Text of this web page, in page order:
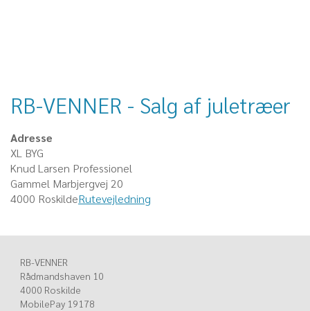
RB-VENNER - Salg af juletræer
Adresse
XL BYG
Knud Larsen Professionel
Gammel Marbjergvej 20
4000 RoskildeRutevejledning
RB-VENNER
Rådmandshaven 10
4000 Roskilde
MobilePay 19178